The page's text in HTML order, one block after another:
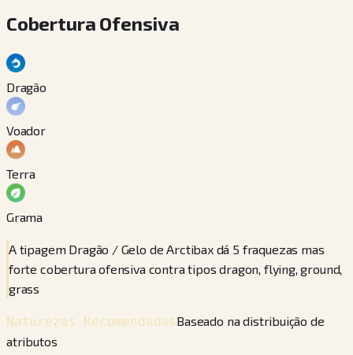
Cobertura Ofensiva
Dragão
Voador
Terra
Grama
A tipagem Dragão / Gelo de Arctibax dá 5 fraquezas mas
forte cobertura ofensiva contra tipos dragon, flying, ground,
grass
Naturezas RecomendadasBaseado na distribuição de
atributos